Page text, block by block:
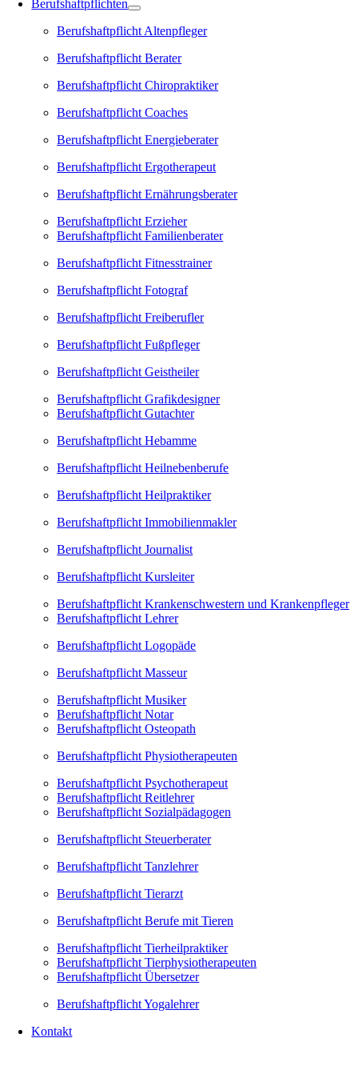
Berufshaftpflichten
Berufshaftpflicht Altenpfleger
Berufshaftpflicht Berater
Berufshaftpflicht Chiropraktiker
Berufshaftpflicht Coaches
Berufshaftpflicht Energieberater
Berufshaftpflicht Ergotherapeut
Berufshaftpflicht Ernährungsberater
Berufshaftpflicht Erzieher
Berufshaftpflicht Familienberater
Berufshaftpflicht Fitnesstrainer
Berufshaftpflicht Fotograf
Berufshaftpflicht Freiberufler
Berufshaftpflicht Fußpfleger
Berufshaftpflicht Geistheiler
Berufshaftpflicht Grafikdesigner
Berufshaftpflicht Gutachter
Berufshaftpflicht Hebamme
Berufshaftpflicht Heilnebenberufe
Berufshaftpflicht Heilpraktiker
Berufshaftpflicht Immobilienmakler
Berufshaftpflicht Journalist
Berufshaftpflicht Kursleiter
Berufshaftpflicht Krankenschwestern und Krankenpfleger
Berufshaftpflicht Lehrer
Berufshaftpflicht Logopäde
Berufshaftpflicht Masseur
Berufshaftpflicht Musiker
Berufshaftpflicht Notar
Berufshaftpflicht Osteopath
Berufshaftpflicht Physiotherapeuten
Berufshaftpflicht Psychotherapeut
Berufshaftpflicht Reitlehrer
Berufshaftpflicht Sozialpädagogen
Berufshaftpflicht Steuerberater
Berufshaftpflicht Tanzlehrer
Berufshaftpflicht Tierarzt
Berufshaftpflicht Berufe mit Tieren
Berufshaftpflicht Tierheilpraktiker
Berufshaftpflicht Tierphysiotherapeuten
Berufshaftpflicht Übersetzer
Berufshaftpflicht Yogalehrer
Kontakt